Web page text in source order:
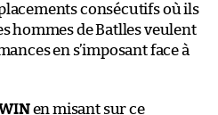
consécutifs où ils
hommes de Batlles veulent
en s’imposant face à
en misant sur ce